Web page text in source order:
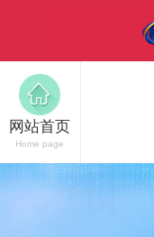
网站首页
Home page